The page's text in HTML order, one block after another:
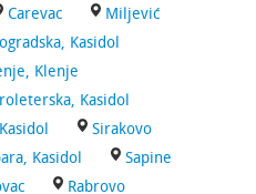
Carevac
Miljević
Kasidol
Klenje
Kasidol
Kasidol
Sirakovo
Kasidol
Sapine
Rabrovo